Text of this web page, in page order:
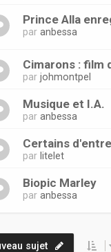
Prince Alla
paranbessa
Cimarons : film
parjohmontpel
Musique et I.A.
paranbessa
Certains
par litelet
Biopic Marley
paranbessa
sujet